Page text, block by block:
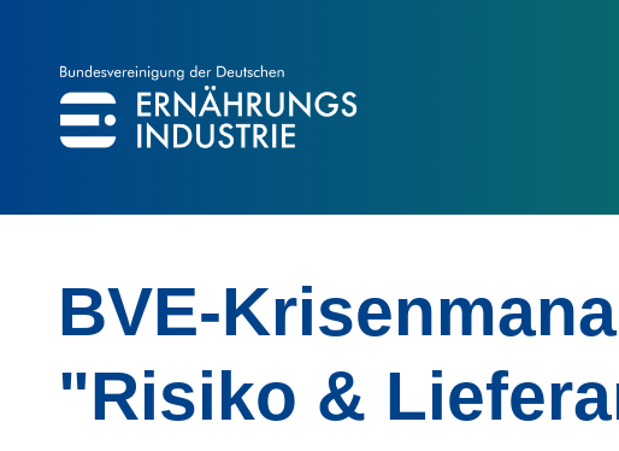
BVE
BUNDESVEREINIGUNG DER ERNÄHRUNGSINDUSTRIE
BVE-
"Risiko &